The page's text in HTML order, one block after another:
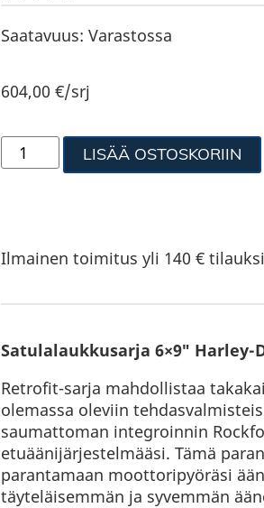
Saatavuus: Varastossa
604,00 €/srj
LISÄÄ OSTOSKORIIN
Ilmainen toimitus yli 140 €
Satulalaukkusarja 6×9″ Harley-
Retrofit-sarja mahdollistaa
olemassa oleviin
saumattoman integroinnin
etuäänijärjestelmääsi. Tämä
parantamaan moottoripyöräsi
täyteläisemmän ja syvemmän